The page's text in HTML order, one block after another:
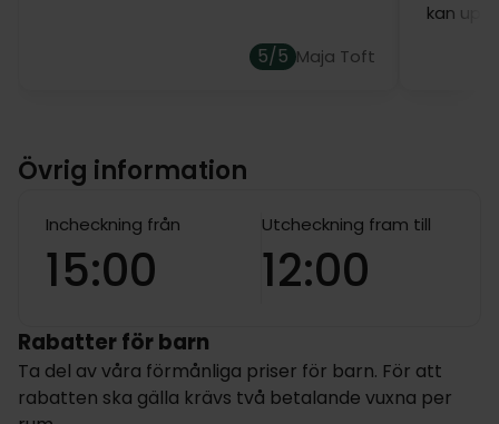
5/5 Maja Toft
kan
Övrig information
Incheckning från
15:00
Utcheckning fram till
12:00
Rabatter för barn
Ta del av våra förmånliga priser för barn. För att
rabatten ska gälla krävs två betalande vuxna per